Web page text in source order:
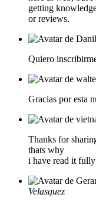
getting
or reviews.
Quiero
Gracias por esta
Thanks for
thats why
i have read it fully
Velasquez